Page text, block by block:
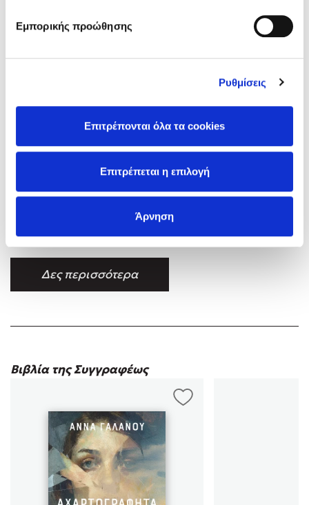
Εμπορικής προώθησης
Ρυθμίσεις
Επιτρέπονται όλα τα cookies
Επιτρέπεται η επιλογή
Άρνηση
Ο Κώστας Κρομμύδας στο Παλαιοχώρι Καλαμπάκας
Ο Κώστας Κρομμύδας & η Μαρίνα Γιώτη στο 54o Φεστιβάλ
54o Φεστιβάλ Βιβλίου στο Πεδίον του Άρεως
ζει στην Αθήνα. Με σπουδές στα Οικονομικά και σημαντική
πορεία στη διαφήμιση και στον σχεδιασμό εντύπων, από πολύ
λογοτεχνικά βραβεία σε πεζό και ποιητικό λόγο και
κατακτώντας πολλές και σημαντικές πανελλήνιες διακρίσεις.
Δες περισσότερα
Βιβλία της Συγγραφέως